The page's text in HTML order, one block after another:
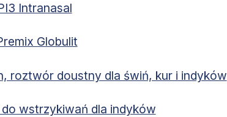
Intranasal
Globulit
roztwór doustny dla świń, kur i indyków
do wstrzykiwań dla indyków